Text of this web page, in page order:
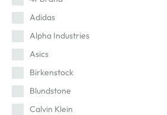
46-47
48-49
49-50
50-51
Adidas
Alpha Industries
Asics
Birkenstock
Blundstone
Calvin Klein